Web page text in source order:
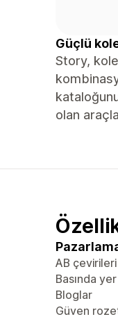
Güçlü
Story,
olan
AB çevirileri
Basında
Bloglar
Güven